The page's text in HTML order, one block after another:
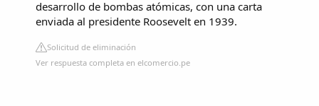
desarrollo de bombas atómicas, con una carta
enviada al presidente Roosevelt en 1939.
Solicitud de eliminación
Ver respuesta completa en elcomercio.pe